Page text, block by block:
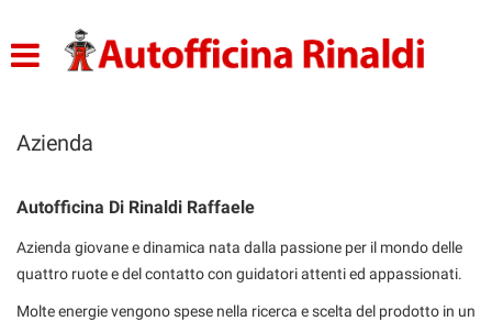
ASSISTENZA
Azienda
Autofficina Di Rinaldi Raffaele
Azienda giovane e dinamica nata dalla passione per il mondo delle
quattro ruote e del contatto con guidatori attenti ed appassionati.
Molte energie vengono spese nella ricerca e scelta del prodotto in un